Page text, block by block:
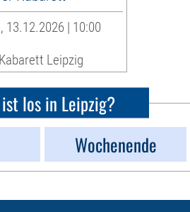
13.12.2026 | 10:00
Leipzig
los in Leipzig?
Wochenende